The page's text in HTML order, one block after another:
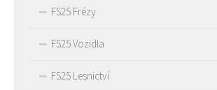
FS25 Frézy
FS25 Vozidla
FS25 Lesnictví